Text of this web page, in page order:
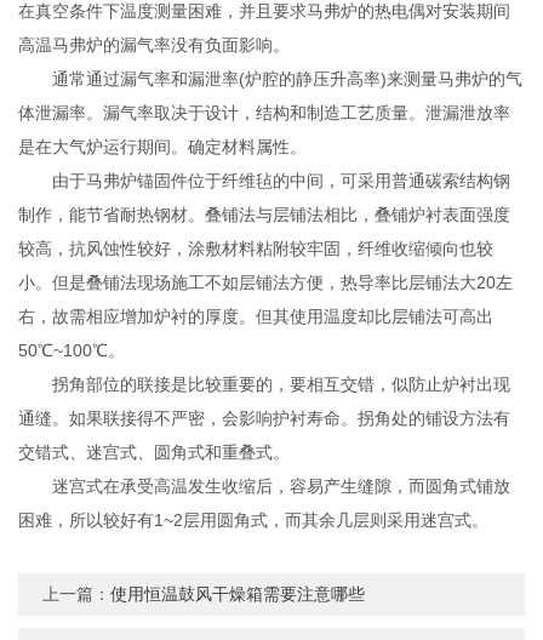
在真空条件下温度测量困难，并且要求马弗炉的热电偶对安装期间
高温马弗炉的漏气率没有负面影响。
通常通过漏气率和漏泄率(炉腔的静压升高率)来测量马弗炉的气
体泄漏率。漏气率取决于设计，结构和制造工艺质量。泄漏泄放率
是在大气炉运行期间。确定材料属性。
由于马弗炉锚固件位于纤维毡的中间，可采用普通碳索结构钢
制作，能节省耐热钢材。叠铺法与层铺法相比，叠铺炉衬表面强度
较高，抗风蚀性较好，涂敷材料粘附较牢固，纤维收缩倾向也较
小。但是叠铺法现场施工不如层铺法方便，热导率比层铺法大20左
右，故需相应增加炉衬的厚度。但其使用温度却比层铺法可高出
50℃~100℃。
拐角部位的联接是比较重要的，要相互交错，似防止炉衬出现
通缝。如果联接得不严密，会影响护衬寿命。拐角处的铺设方法有
交错式、迷宫式、圆角式和重叠式。
迷宫式在承受高温发生收缩后，容易产生缝隙，而圆角式铺放
困难，所以较好有1~2层用圆角式，而其余几层则采用迷宫式。
上一篇：使用恒温鼓风干燥箱需要注意哪些